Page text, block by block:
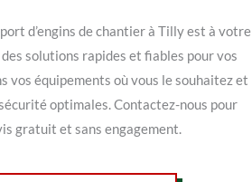
d’engins de chantier à Tilly est à votre
solutions rapides et fiables pour vos
vos équipements où vous le souhaitez et
optimales. Contactez-nous pour
gratuit et sans engagement.